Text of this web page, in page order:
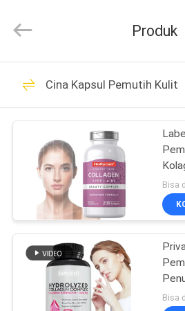
RUMAH
PRODUK
VIDEO
TENTANG
KITA
WISATA
PABRIK
Ltd..
Reserved.
kapsul
Kapsul
Alami
Produk
Cina Kapsul Pemutih Kulit
Anti